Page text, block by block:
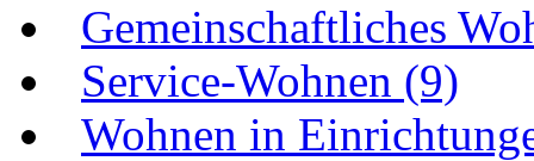
Gemeinschaftliches
Service-Wohnen (9)
Wohnen in